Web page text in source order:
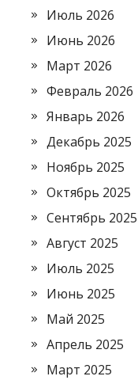
Июль 2026
Июнь 2026
Март 2026
Февраль 2026
Январь 2026
Декабрь 2025
Ноябрь 2025
Октябрь 2025
Сентябрь 2025
Август 2025
Июль 2025
Июнь 2025
Май 2025
Апрель 2025
Март 2025